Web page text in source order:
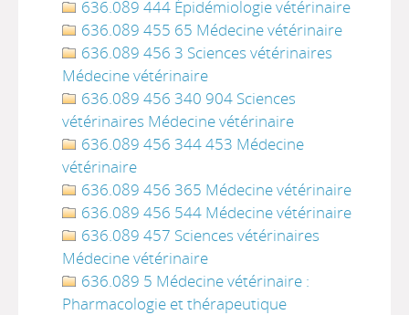
636.089 444 Épidémiologie vétérinaire
636.089 455 65 Médecine vétérinaire
636.089 456 3 Sciences vétérinaires
Médecine vétérinaire
636.089 456 340 904 Sciences
vétérinaires Médecine vétérinaire
636.089 456 344 453 Médecine
vétérinaire
636.089 456 365 Médecine vétérinaire
636.089 456 544 Médecine vétérinaire
636.089 457 Sciences vétérinaires
Médecine vétérinaire
636.089 5 Médecine vétérinaire :
Pharmacologie et thérapeutique